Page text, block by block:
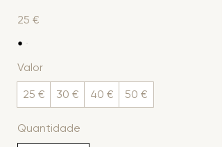
25 €
Valor
25 € 30 € 40 € 50 €
Quantidade